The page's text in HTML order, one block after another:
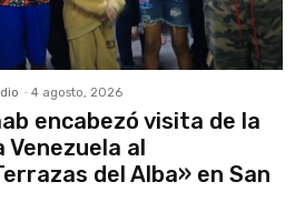
- 4 agosto, 2026
encabezó visita de la
Venezuela al
del Alba» en San